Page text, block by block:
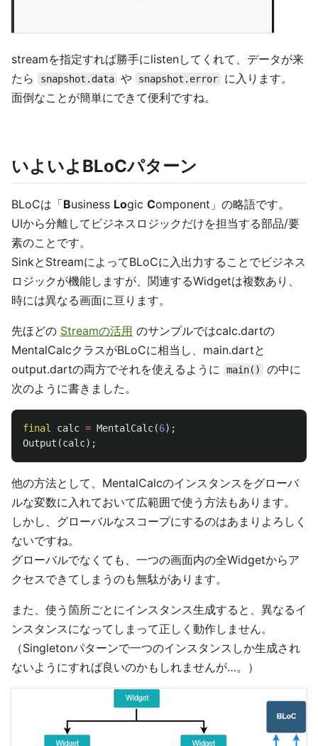
streamを指定すれば勝手にlistenしてくれて、データが来
たら
snapshot.data や snapshot.error
に入ります。
面倒なことが簡単にできて便利ですね。
いよいよBLoCパターン
BLoCは「Business Logic Component」の略語です。
UIから分離してビジネスロジックだけを担当する部品/要
素のことです。
SinkとStreamによってBLoCに入出力することでビジネス
ロジックが機能しますが、関連するWidgetは複数あり、
時には異なる画面に亘ります。
先ほどの Streamの活用 のサンプルではcalc.dartの
MentalCalcクラスがBLoCに相当し、main.dartと
output.dartの両方でそれを使えるように
main()
の中に
次のように書きました。
final calc = MentalCalc(6);
Output (calc);
他の方法として、MentalCalcのインスタンスをグローバ
ルな変数に入れておいて広範囲で使う方法もあります。
しかし、グローバルなスコープにするのはあまりよろしく
ないですね。
グローバルでなくても、一つの画面内の全Widgetからア
クセスできてしまうのも無駄があります。
また、使う箇所ごとにインスタンス生成すると、異なるイ
ンスタンスになってしまって正しく動作しません。
（Singletonパターンで一つのインスタンスしか生成され
ないようにすれば良いのかもしれませんが…。）